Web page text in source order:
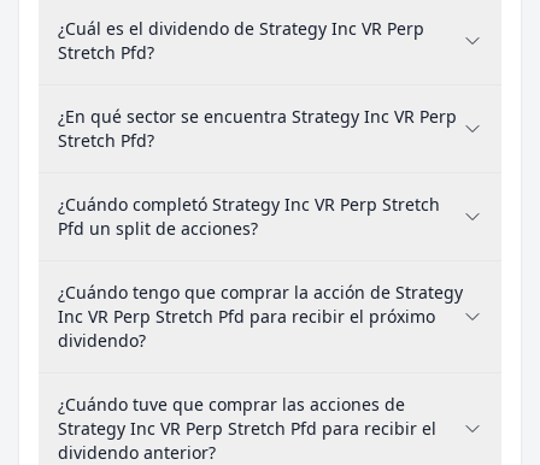
¿Cuál es el dividendo de Strategy Inc VR Perp
Stretch Pfd?
¿En qué sector se encuentra Strategy Inc VR Perp
Stretch Pfd?
¿Cuándo completó Strategy Inc VR Perp Stretch
Pfd un split de acciones?
¿Cuándo tengo que comprar la acción de Strategy
Inc VR Perp Stretch Pfd para recibir el próximo
dividendo?
¿Cuándo tuve que comprar las acciones de
Strategy Inc VR Perp Stretch Pfd para recibir el
dividendo anterior?